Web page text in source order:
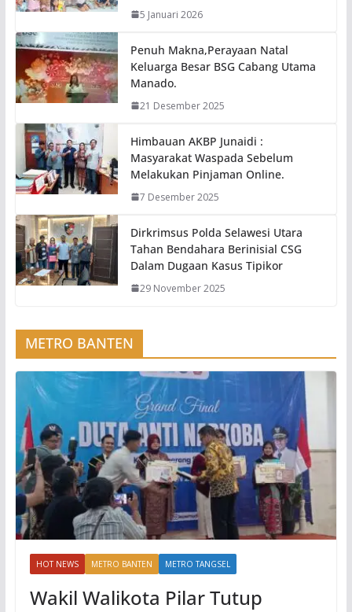
5 Januari 2026
Penuh Makna,Perayaan Natal
Keluarga Besar BSG Cabang Utama
Manado.
21 Desember 2025
Himbauan AKBP Junaidi :
Masyarakat Waspada Sebelum
Melakukan Pinjaman Online.
7 Desember 2025
Dirkrimsus Polda Selawesi Utara
Tahan Bendahara Berinisial CSG
Dalam Dugaan Kasus Tipikor
29 November 2025
METRO BANTEN
HOT NEWS METRO BANTEN METRO TANGSEL
Wakil Walikota Pilar Tutup